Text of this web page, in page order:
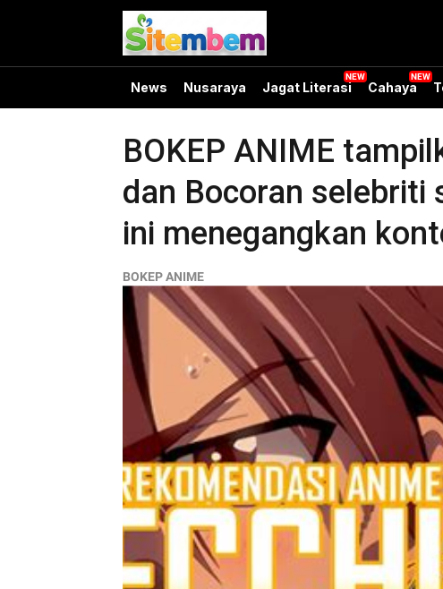
News Nusaraya Jagat Literasi Cahaya
BOKEP ANIME
dan Bocoran selebriti
ini menegangkan
BOKEP ANIME